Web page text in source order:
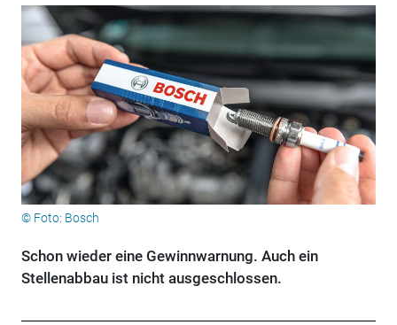
© Foto: Bosch
Schon wieder eine Gewinnwarnung. Auch ein
Stellenabbau ist nicht ausgeschlossen.